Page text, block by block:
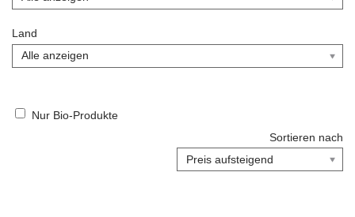
Land
Nur Bio-Produkte
Sortieren nach